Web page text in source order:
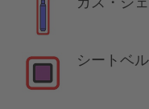
シートベ